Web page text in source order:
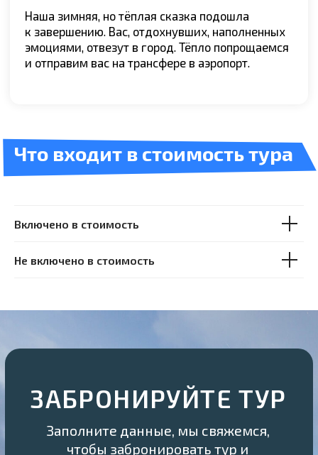
Включено в стоимость
Не включено в стоимость